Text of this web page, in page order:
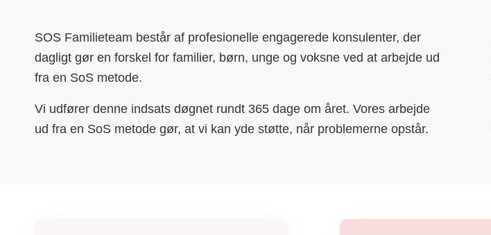
SOS Familieteam består af profesionelle engagerede konsulenter, der
dagligt gør en forskel for familier, børn, unge og voksne ved at arbejde ud
fra en SoS metode.
Vi udfører denne indsats døgnet rundt 365 dage om året. Vores arbejde
ud fra en SoS metode gør, at vi kan yde støtte, når problemerne opstår.